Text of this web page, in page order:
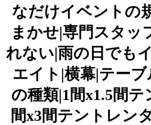
なだけイベントの
まかせ|専門スタッ
れない|雨の日でも
エイト|横幕|テー
の種類|1間x1.5間
間x3間テントレン